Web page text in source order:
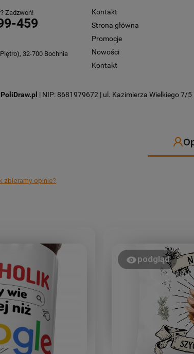
Zadzwoń!
459
32-700 Bochnia
Kontakt
Strona główna
Promocje
Nowości
Kontakt
| NIP: 8681979672 | ul. Kazimierza Wielkiego 7/
zbieramy opinie?
podgląd